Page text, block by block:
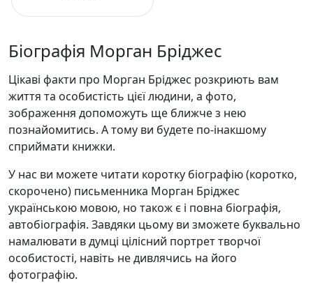
Біографія Морган Бріджес
Цікаві факти про Морган Бріджес розкриють вам
життя та особистість цієї людини, а фото,
зображення допоможуть ще ближче з нею
познайомитись. А тому ви будете по-інакшому
сприймати книжки.
У нас ви можете читати коротку біографію (коротко,
скорочено) письменника Морган Бріджес
українською мовою, но також є і повна біографія,
автобіографія. Завдяки цьому ви зможете буквально
намалювати в думці цілісний портрет творчої
особистості, навіть не дивлячись на його
фотографію.